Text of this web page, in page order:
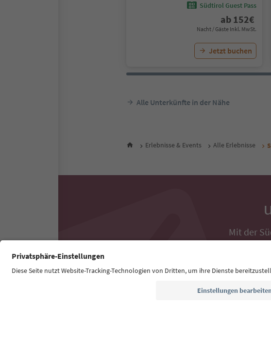
Südtirol Guest Pass
ab 152€
Nacht / Gäste Inkl. MwSt.
Jetzt buchen
Alle Unterkünfte in der Nähe
Erlebnisse & Events Alle Erlebnisse
Mit der
Auszeit,
E-Mail Adresse